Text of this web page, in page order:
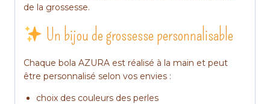
de la grossesse.
Un bijou de grossesse personnalisable
Chaque bola AZURA est réalisé à la main et peut
être personnalisé selon vos envies :
choix des couleurs des perles